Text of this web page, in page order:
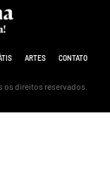
ARTES CONTATO
os direitos reservados.